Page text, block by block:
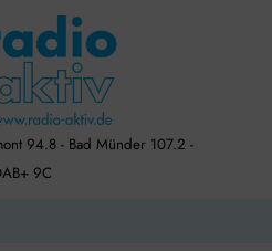
94.8 - Bad Münder 107.2 -
9C